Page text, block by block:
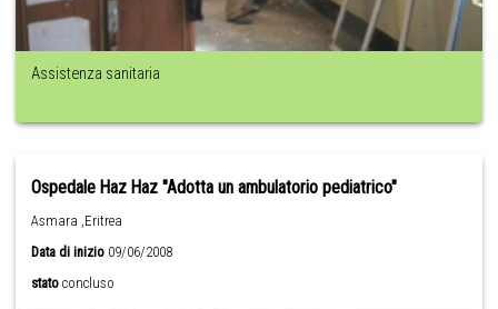
Assistenza sanitaria
Ospedale Haz Haz "Adotta un ambulatorio pediatrico"
Asmara ,Eritrea
Data di inizio 09/06/2008
stato concluso